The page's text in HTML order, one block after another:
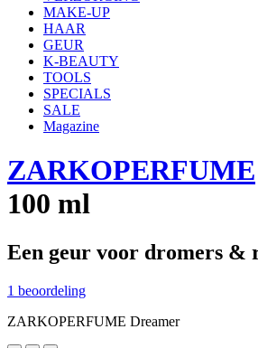
MAKE-UP
HAAR
GEUR
K-BEAUTY
TOOLS
SPECIALS
SALE
Magazine
ZARKOPERFUME
100 ml
Een geur voor dromers &
1 beoordeling
ZARKOPERFUME Dreamer